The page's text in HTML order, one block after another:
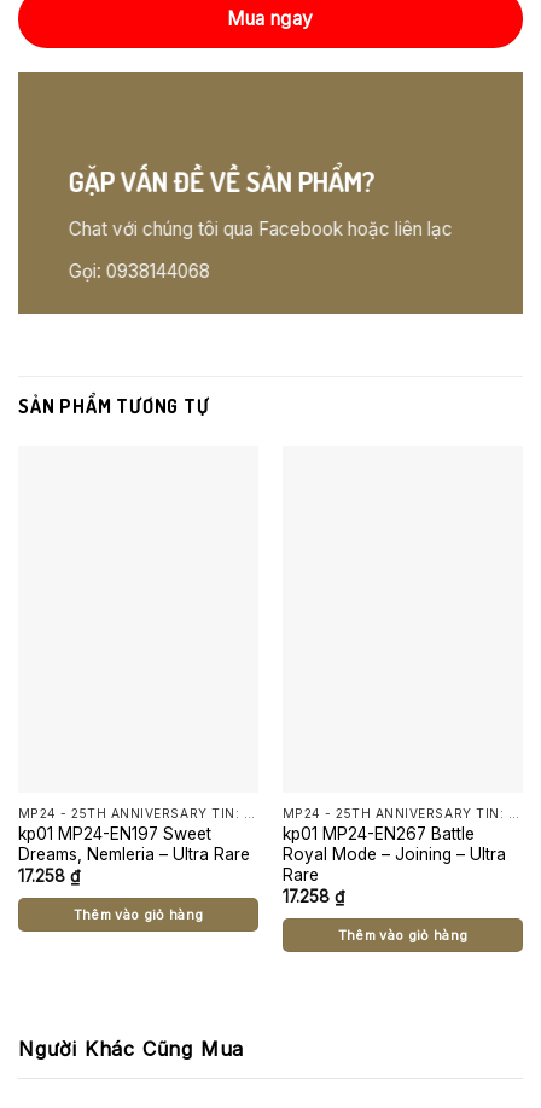
Mua ngay
GẶP VẤN ĐỀ VỀ SẢN PHẨM?
Chat với chúng tôi qua Facebook hoặc liên lạc
Gọi: 0938144068
SẢN PHẨM TƯƠNG TỰ
kp01 MP24-EN197 Sweet
Dreams, Nemleria – Ultra Rare
17.258 ₫
Thêm vào giỏ hàng
kp01 MP24-EN267 Battle
Royal Mode – Joining – Ultra
Rare
17.258 ₫
Thêm vào giỏ hàng
Người Khác Cũng Mua